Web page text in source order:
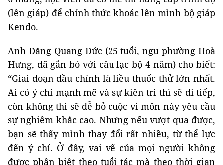
(lên giáp) để chính thức khoác lên mình bộ giáp
Kendo.
Anh Đặng Quang Đức (25 tuổi, ngụ phường Hoà
Hưng, đã gắn bó với câu lạc bộ 4 năm) cho biết:
“Giai đoạn đầu chính là liều thuốc thử lớn nhất.
Ai có ý chí mạnh mẽ và sự kiên trì thì sẽ đi tiếp,
còn không thì sẽ dễ bỏ cuộc vì môn này yêu cầu
sự nghiêm khắc cao. Nhưng nếu vượt qua được,
bạn sẽ thấy mình thay đổi rất nhiều, từ thể lực
đến ý chí. Ở đây, vai vế của mọi người không
được phân biệt theo tuổi tác mà theo thời gian